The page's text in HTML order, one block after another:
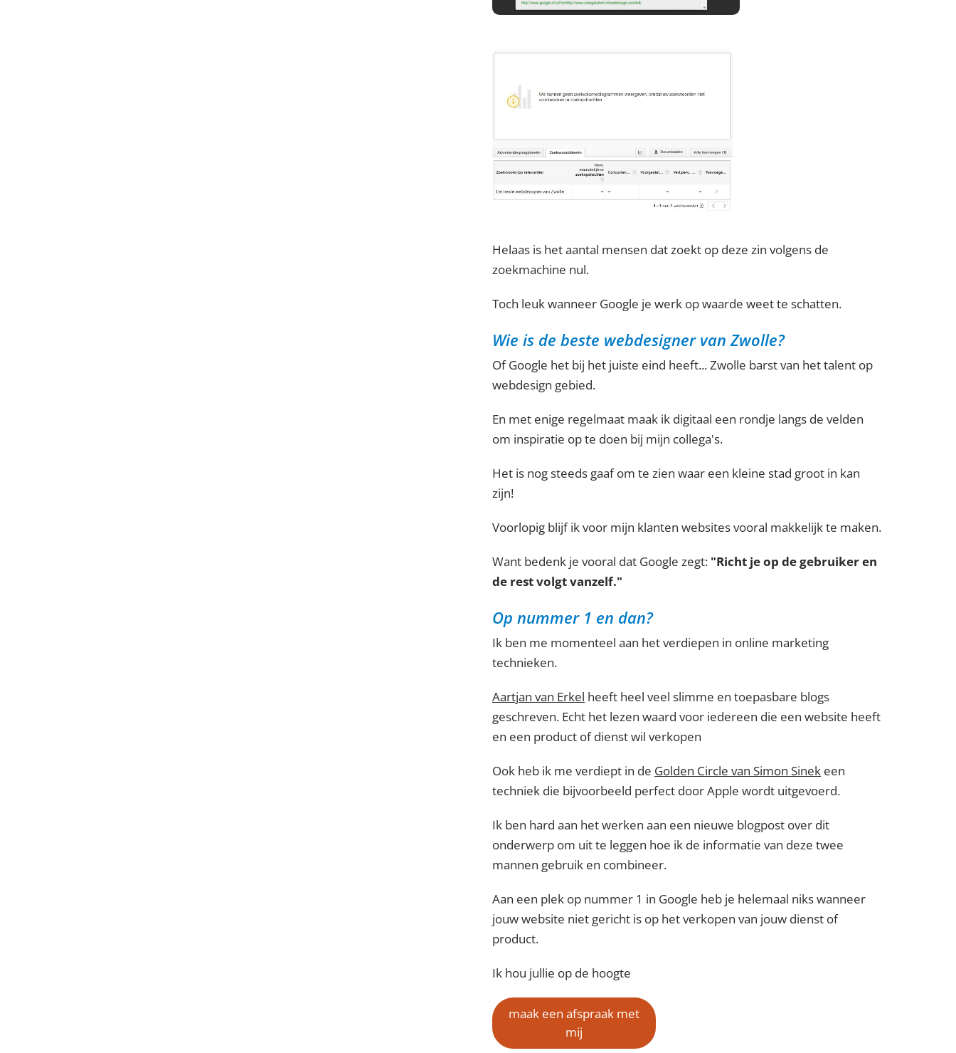
Helaas is het aantal mensen dat zoekt op deze zin volgens de
zoekmachine nul.
Toch leuk wanneer Google je werk op waarde weet te schatten.
Wie is de beste webdesigner van Zwolle?
Of Google het bij het juiste eind heeft... Zwolle barst van het talent op
webdesign gebied.
En met enige regelmaat maak ik digitaal een rondje langs de velden
om inspiratie op te doen bij mijn collega's.
Het is nog steeds gaaf om te zien waar een kleine stad groot in kan
zijn!
Voorlopig blijf ik voor mijn klanten websites vooral makkelijk te maken.
Want bedenk je vooral dat Google zegt: "Richt je op de gebruiker en
de rest volgt vanzelf."
Op nummer 1 en dan?
Ik ben me momenteel aan het verdiepen in online marketing
technieken.
Aartjan van Erkel heeft heel veel slimme en toepasbare blogs
geschreven. Echt het lezen waard voor iedereen die een website heeft
en een product of dienst wil verkopen
Ook heb ik me verdiept in de Golden Circle van Simon Sinek een
techniek die bijvoorbeeld perfect door Apple wordt uitgevoerd.
Ik ben hard aan het werken aan een nieuwe blogpost over dit
onderwerp om uit te leggen hoe ik de informatie van deze twee
mannen gebruik en combineer.
Aan een plek op nummer 1 in Google heb je helemaal niks wanneer
jouw website niet gericht is op het verkopen van jouw dienst of
product.
Ik hou jullie op de hoogte
maak een afspraak met
mij